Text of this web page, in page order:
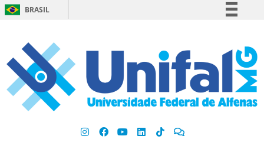
BRASIL
Participe
Acesso à informação
Legislação